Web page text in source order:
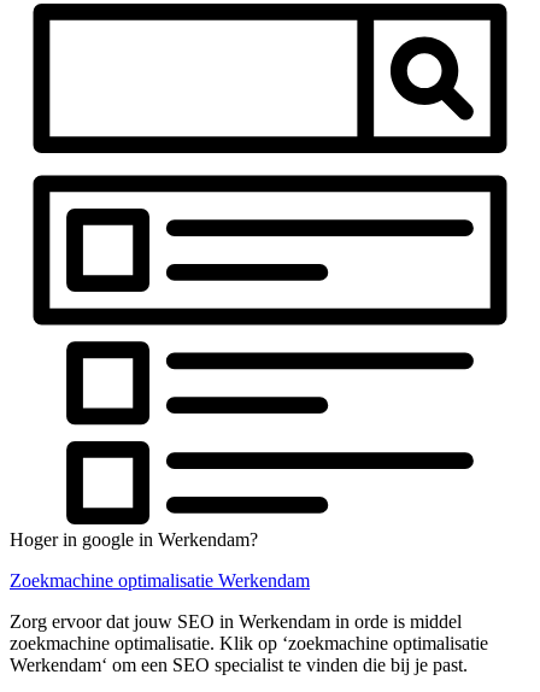
Hoger in google in Werkendam?
Zoekmachine optimalisatie Werkendam
Zorg ervoor dat jouw SEO in Werkendam in orde is middel
zoekmachine optimalisatie. Klik op ‘zoekmachine optimalisatie
Werkendam‘ om een SEO specialist te vinden die bij je past.